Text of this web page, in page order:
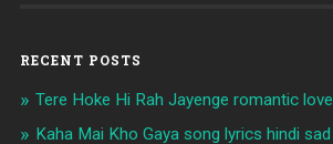
RECENT POSTS
Tere Hoke Hi Rah Jayenge romantic
Kaha Mai Kho Gaya song lyrics hindi